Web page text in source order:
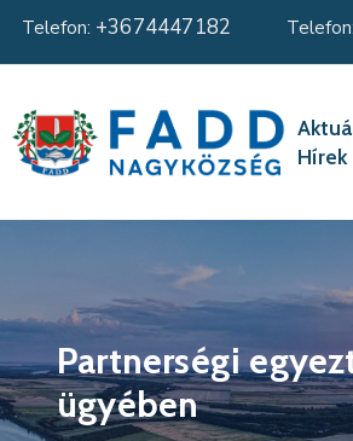
Telefon: +3674447182 Telefon:
Hírek
Partnerségi
ügyében